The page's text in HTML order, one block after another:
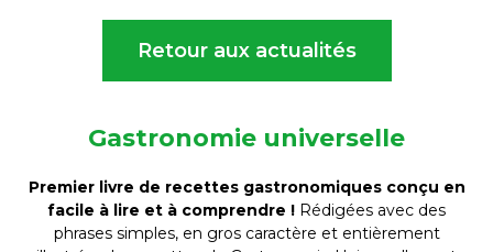
Retour aux actualités
Gastronomie universelle
Premier livre de recettes gastronomiques conçu en
facile à lire et à comprendre ! Rédigées avec des
phrases simples, en gros caractère et entièrement